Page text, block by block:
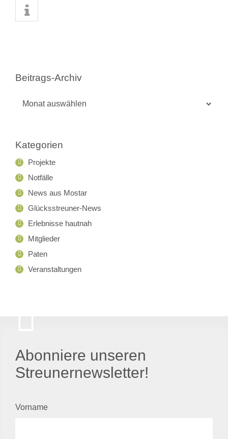
Beitrags-Archiv
Kategorien
Projekte
Notfälle
News aus Mostar
Glücksstreuner-News
Erlebnisse hautnah
Mitglieder
Paten
Veranstaltungen
Abonniere unseren
Streunernewsletter!
Vorname